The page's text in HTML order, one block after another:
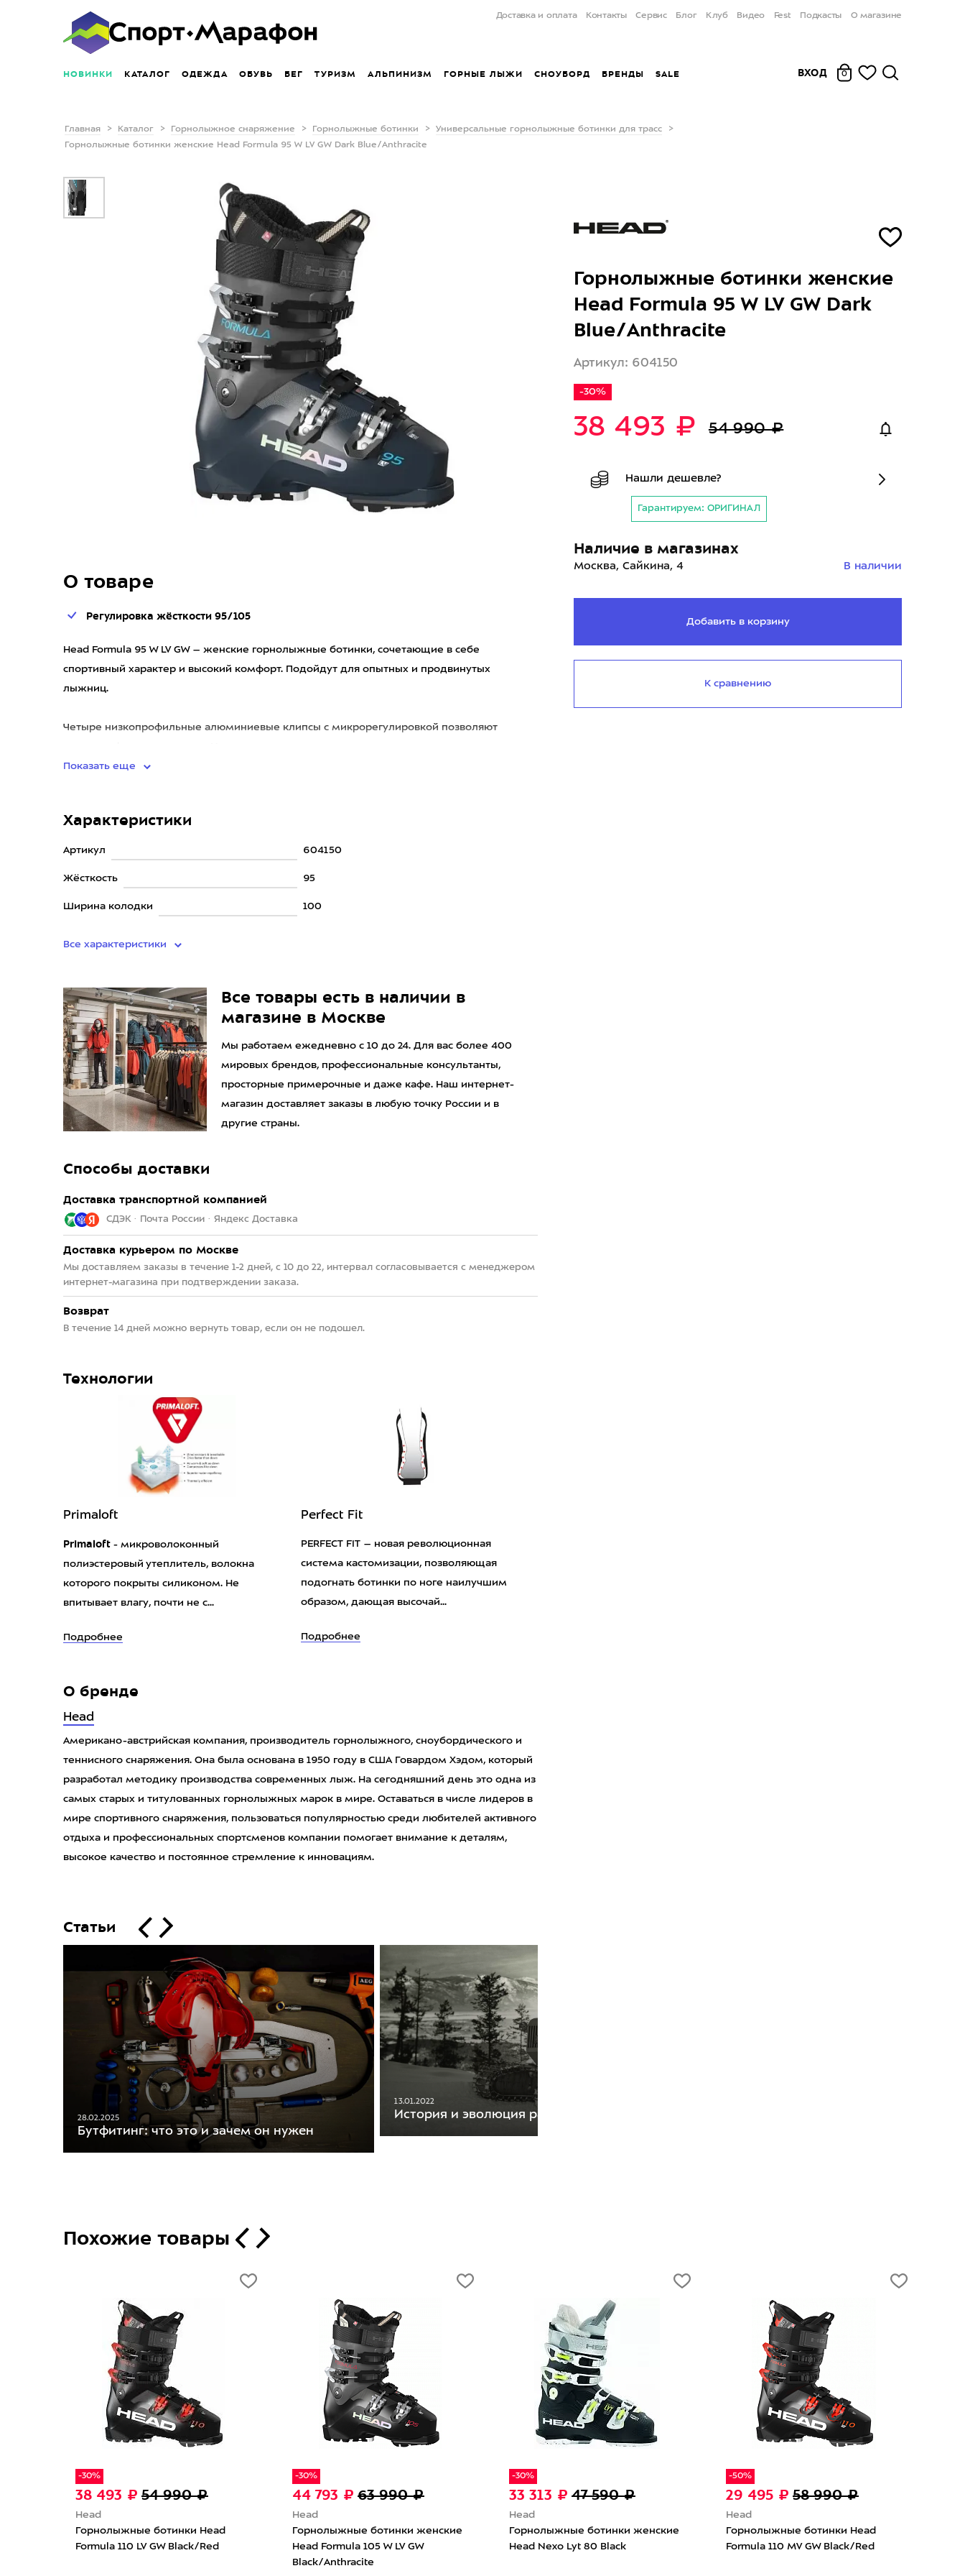
Доставка и оплата Контакты Сервис Блог Клуб Видео Fest Подкасты О магазине
НОВИНКИ КАТАЛОГ ОДЕЖДА ОБУВЬ БЕГ ТУРИЗМ АЛЬПИНИЗМ ГОРНЫЕ ЛЫЖИ СНОУБОРД БРЕНДЫ SALE ВХОД 0
Главная Каталог Горнолыжное снаряжение Горнолыжные ботинки
Универсальные горнолыжные ботинки для трасс
Горнолыжные ботинки женские Head Formula 95 W LV GW Dark Blue/Anthracite
О товаре
Регулировка жёсткости 95/105
Head Formula 95 W LV GW – женские горнолыжные ботинки, сочетающие в себе
спортивный характер и высокий комфорт. Подойдут для опытных и продвинутых
лыжниц.
Четыре низкопрофильные алюминиевые клипсы с микрорегулировкой позволяют
Показать еще
Характеристики
Артикул 604150
Жёсткость 95
Ширина колодки 100
Все характеристики
Все товары есть в наличии в
магазине в Москве
Мы работаем ежедневно с 10 до 24. Для вас более 400
мировых брендов, профессиональные консультанты,
просторные примерочные и даже кафе. Наш интернет-
магазин доставляет заказы в любую точку России и в
другие страны.
Способы доставки
Доставка транспортной компанией
СДЭК · Почта России · Яндекс Доставка
Доставка курьером по Москве
Мы доставляем заказы в течение 1-2 дней, с 10 до 22, интервал согласовывается с менеджером
интернет-магазина при подтверждении заказа.
Возврат
В течение 14 дней можно вернуть товар, если он не подошел.
Технологии
Primaloft
Primaloft - микроволоконный
полиэстеровый утеплитель, волокна
которого покрыты силиконом. Не
впитывает влагу, почти не с...
Подробнее
Perfect Fit
PERFECT FIT – новая революционная
система кастомизации, позволяющая
подогнать ботинки по ноге наилучшим
образом, дающая высочай...
Подробнее
О бренде
Head
Американо-австрийская компания, производитель горнолыжного, сноубордического и
теннисного снаряжения. Она была основана в 1950 году в США Говардом Хэдом, который
разработал методику производства современных лыж. На сегодняшний день это одна из
самых старых и титулованных горнолыжных марок в мире. Оставаться в числе лидеров в
мире спортивного снаряжения, пользоваться популярностью среди любителей активного
отдыха и профессиональных спортсменов компании помогает внимание к деталям,
высокое качество и постоянное стремление к инновациям.
Статьи
28.02.2025
Бутфитинг: что это и зачем он нужен
13.01.2022
История и эволюция ратраков
Горнолыжные ботинки женские
Head Formula 95 W LV GW Dark
Blue/Anthracite
Артикул: 604150
-30%
38 493 ₽ 54 990 ₽
Нашли дешевле?
Гарантируем: ОРИГИНАЛ
Наличие в магазинах
Москва, Сайкина, 4 В наличии
Добавить в корзину
К сравнению
Похожие товары
44 793 ₽63 990 ₽
Горнолыжные ботинки женские
Head Formula 105 W LV GW
33 313 ₽47 590 ₽
Горнолыжные ботинки женские
Head Nexo Lyt 80 Black
29 495 ₽58 990 ₽
Горнолыжные ботинки Head
Formula 110 MV GW Black/Red
33 593 ₽47 990 ₽
Горнолыжные ботинки женские
Atomic Hawx Ultra 85